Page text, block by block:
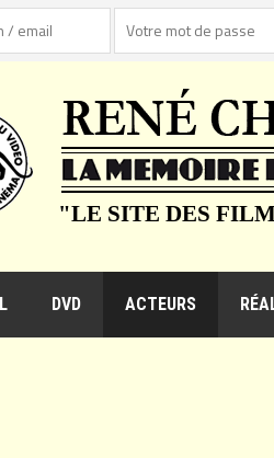
"LE SITE DES
DVD ACTEURS